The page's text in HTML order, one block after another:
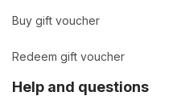
Buy gift voucher
Redeem gift voucher
Help and questions